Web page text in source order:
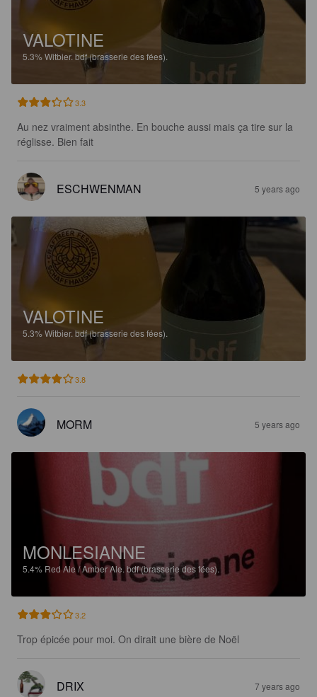
VALOTINE
5.3%Witbier. bdf (brasserie des fées).
3.3
Au nez vraiment absinthe. En bouche aussi mais ça tire sur la
réglisse. Bien fait
ESCHWENMAN 5 years ago
VALOTINE
5.3%Witbier. bdf (brasserie des fées).
3.8
MORM 5 years ago
MONLESIANNE
5.4% Red Ale / Amber Ale. bdf (brasserie des fées).
3.2
Trop épicée pour moi. On dirait une bière de Noël
DRIX 7 years ago